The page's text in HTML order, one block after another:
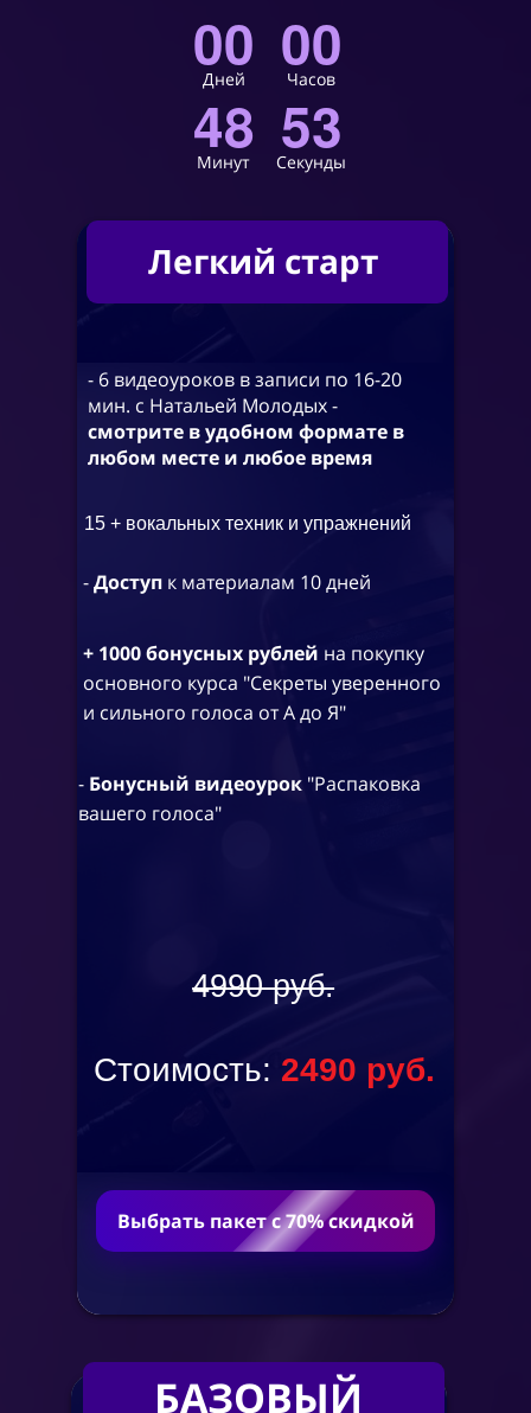
БАЗОВЫЙ
00
Дней 00
Часов
48
Минут 52
Секунды
Легкий старт
- 6 видеоуроков в записи по 16-20
мин. с Натальей Молодых -
смотрите в удобном формате в
любом месте и любое время
15 + вокальных техник и упражнений
-Доступк материалам 10 дней
+ 1000 бонусных рублей на покупку
основного курса "Секреты уверенного
и сильного голоса от А до Я"
- Бонусный видеоурок "Распаковка
вашего голоса"
Выбрать пакет с 70% скидкой
Стоимость: 2490 руб.
4990 руб.